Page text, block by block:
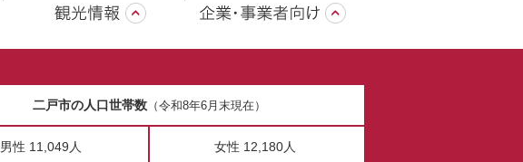
二戸市の人口世帯数（令和8年6月末現在）
男性 11,049人 女性 12,180人